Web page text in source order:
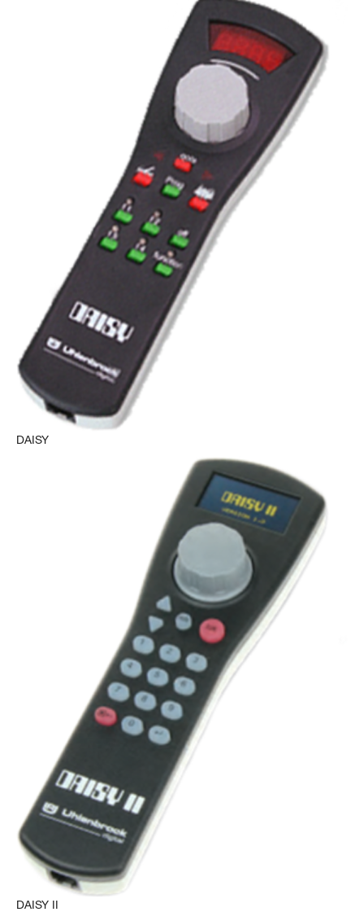
DAISY
DAISY II